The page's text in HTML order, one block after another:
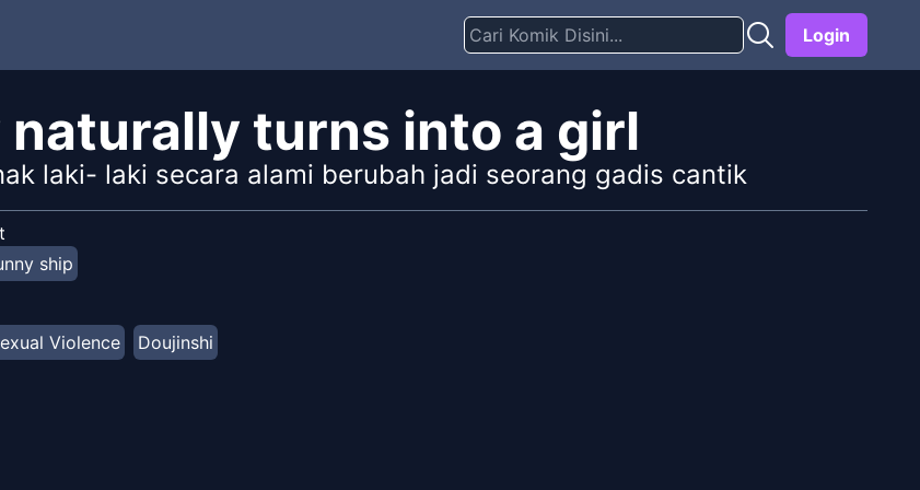
Login
naturally turns into a girl
laki- laki secara alami berubah jadi seorang gadis cantik
ship
Violence Doujinshi